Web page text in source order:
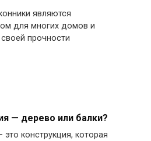
являются
для многих домов и
прочности
— дерево или балки?
это конструкция, которая